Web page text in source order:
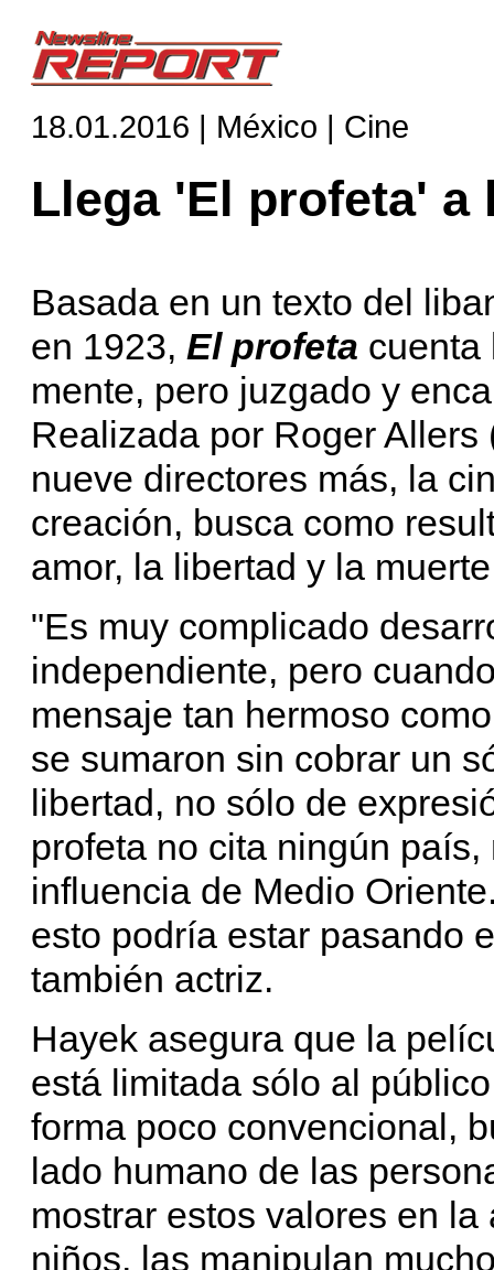
18.01.2016 | México | Cine
Llega 'El profeta' a
Basada en un texto del
en 1923, El profeta cuenta
mente, pero juzgado y
Realizada por Roger
nueve directores más, la
creación, busca como
amor, la libertad y la
"Es muy complicado
independiente, pero
mensaje tan hermoso
se sumaron sin cobrar un
libertad, no sólo de
profeta no cita ningún
influencia de Medio
esto podría estar pasando
también actriz.
Hayek asegura que la
está limitada sólo al
forma poco convencional,
lado humano de las
mostrar estos valores en
niños, las manipulan